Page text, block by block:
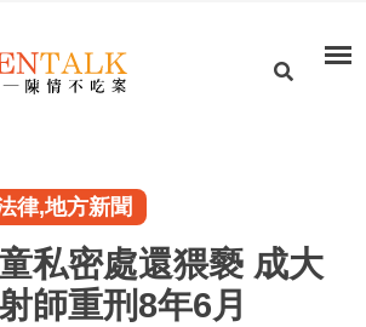
律,地方新聞
私密處還猥褻 成大
師重刑8年6月